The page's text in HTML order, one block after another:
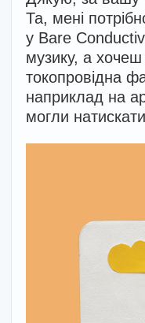
Та, мені
у Bare
музику, а
токопровідна
наприклад на
могли